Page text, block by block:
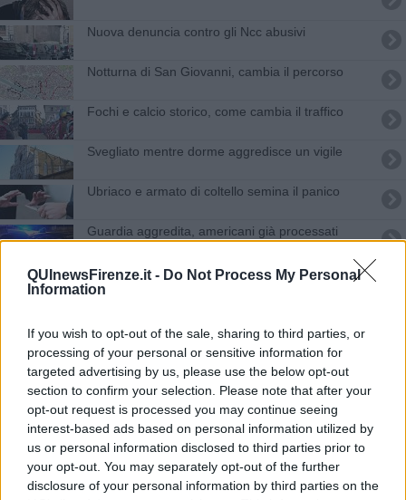
QUInewsFirenze.it - Do Not Process My Personal
Information
If you wish to opt-out of the sale, sharing to third parties, or
processing of your personal or sensitive information for
targeted advertising by us, please use the below opt-out
section to confirm your selection. Please note that after your
opt-out request is processed you may continue seeing
interest-based ads based on personal information utilized by
us or personal information disclosed to third parties prior to
your opt-out. You may separately opt-out of the further
disclosure of your personal information by third parties on the
Nuova denuncia contro gli Ncc abusivi
Notturna di San Giovanni, cambia il percorso
Fochi e calcio storico, come cambia il traffico
Svegliato mentre dorme aggredisce un vigile
Ubriaco e armato di coltello semina il panico
Guardia aggredita, americani già processati
Due borseggiatori bloccati e arrestati
Firenze Marathon, occhio ai divieti, sospesa la T2
Sui lungarni una pedonalizzazione da paura
Lungarni chiusi al traffico, ecco cosa cambia
Bentornato lungarno Diaz, blindata la voragine